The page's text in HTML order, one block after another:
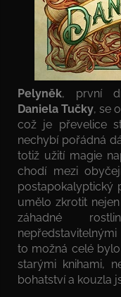
Pelyněk, první
Daniela Tučky, se
což je převelice
nechybí pořádná
totiž užití magie
chodí mezi
postapokalyptický
umělo zkrotit
záhadné
to možná celé
starými knihami,
bohatství a kouzla